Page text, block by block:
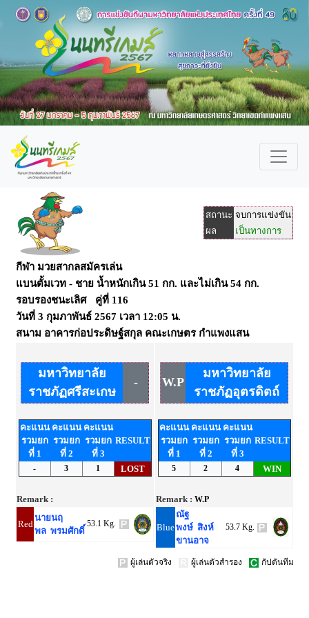
สถานะ จบการแข่งขัน
ผล
เป็นทางการ
กีฬา มวยสากลสมัครเล่น
แบนตั้มเวท - ชาย น้ำหนักเกิน 51 กก. และไม่เกิน 54 กก.
รอบรองชนะเลิศ คู่ที่ 116
วันที่ 3 กุมภาพันธ์ 2567 เวลา 12:05 น.
สนาม อาคารก่อประดิษฐ์สกุล คณะเกษตร กำแพงแสน
มหาวิทยาลัย
ราชภัฏศรีสะเกษ
-
คะแนน
รวมยก
ที่ 1
คะแนน
รวมยก
ที่ 2
คะแนน
รวมยก
ที่ 3
RESULT
- 3 1 LOST
Remark :
Red
นายนฤ
พล พรมศักดิ์
53.1 Kg.
W.P
มหาวิทยาลัย
ราชภัฏอุตรดิตถ์
คะแนน
รวมยก
ที่ 1
คะแนน
รวมยก
ที่ 2
คะแนน
รวมยก
ที่ 3
RESULT
5 2 4 WIN
Remark : W.P
Blue
ณัฐ
พงษ์ สิงห์
ขานอาจ
53.7 Kg.
ผู้เล่นตัวจริง ผู้เล่นตัวสำรอง กัปตันทีม